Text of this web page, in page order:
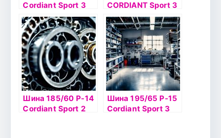
Cordiant Sport 3
108V б/к
CORDIANT Sport 3
Шина 185/60 Р-14
Cordiant Sport 2
Шина 195/65 Р-15
Cordiant Sport 3